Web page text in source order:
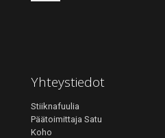
Yhteystiedot
Stiiknafuulia
Päätoimittaja Satu
Koho